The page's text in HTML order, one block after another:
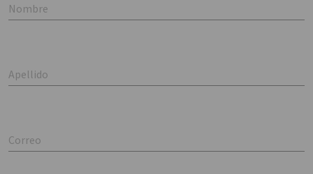
Nombre
Apellido
Correo